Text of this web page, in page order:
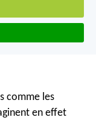
comme les
en effet